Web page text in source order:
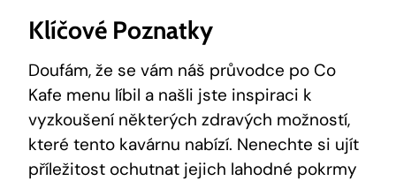
Klíčové Poznatky
Doufám, že se vám náš průvodce po Co
Kafe menu líbil a našli jste inspiraci k
vyzkoušení některých zdravých možností,
které tento kavárnu nabízí. Nenechte si ujít
příležitost ochutnat jejich lahodné pokrmy